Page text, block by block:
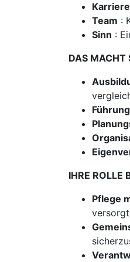
Karriere
Team :
Sinn :
DAS MACHT
IHRE ROLLE
Pflege